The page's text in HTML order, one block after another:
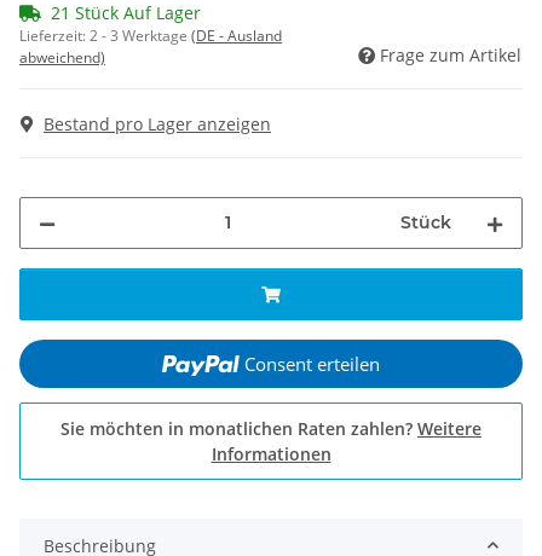
21 Stück Auf Lager
Lieferzeit:2 - 3 Werktage (DE - Ausland
abweichend)
Frage zum Artikel
Bestand pro Lager anzeigen
Stück
Consent erteilen
Sie möchten in monatlichen Raten zahlen? Weitere
Informationen
Beschreibung